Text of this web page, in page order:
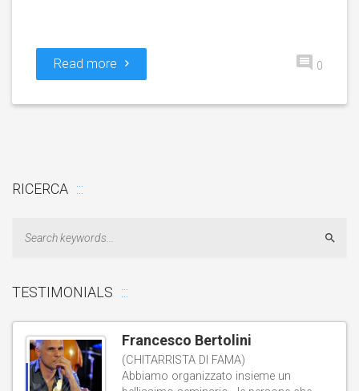
Read more 0
RICERCA
TESTIMONIALS
Francesco Bertolini
(CHITARRISTA DI FAMA)
Abbiamo organizzato insieme un